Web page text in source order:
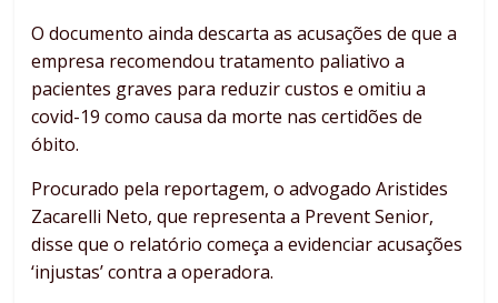
O documento ainda descarta as acusações de que a
empresa recomendou tratamento paliativo a
pacientes graves para reduzir custos e omitiu a
covid-19 como causa da morte nas certidões de
óbito.
Procurado pela reportagem, o advogado Aristides
Zacarelli Neto, que representa a Prevent Senior,
disse que o relatório começa a evidenciar acusações
‘injustas’ contra a operadora.